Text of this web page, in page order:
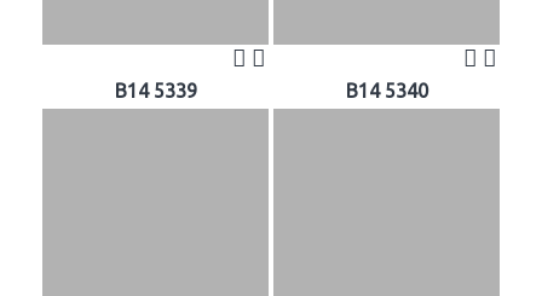
B14 5339 B14 5340